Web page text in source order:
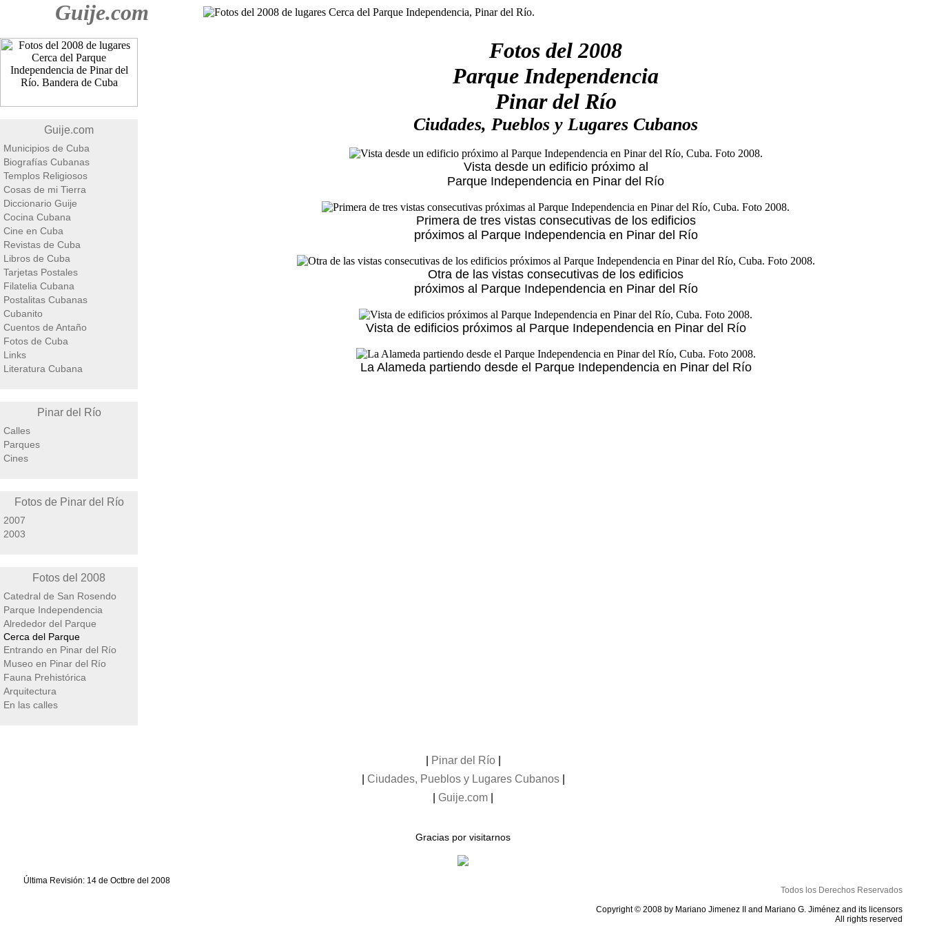
Guije.com
Guije.com
Municipios de Cuba
Biografías Cubanas
Templos Religiosos
Cosas de mi Tierra
Diccionario Guije
Cocina Cubana
Cine en Cuba
Revistas de Cuba
Libros de Cuba
Tarjetas Postales
Filatelia Cubana
Postalitas Cubanas
Cubanito
Cuentos de Antaño
Fotos de Cuba
Links
Literatura Cubana
Pinar del Río
Calles
Parques
Cines
Fotos de Pinar del Río
2007
2003
Fotos del 2008
Catedral de San Rosendo
Parque Independencia
Alrededor del Parque
Cerca del Parque
Entrando en Pinar del Río
Museo en Pinar del Río
Fauna Prehistórica
Arquitectura
En las calles
Fotos del 2008
Parque Independencia
Pinar del Río
Ciudades, Pueblos y Lugares Cubanos
Vista desde un edificio próximo al
Parque Independencia en Pinar del Río
Primera de tres vistas consecutivas de los edificios
próximos al Parque Independencia en Pinar del Río
Otra de las vistas consecutivas de los edificios
próximos al Parque Independencia en Pinar del Río
Vista de edificios próximos al Parque Independencia en Pinar del Río
La Alameda partiendo desde el Parque Independencia en Pinar del Río
Pinar del Río|
Ciudades, Pueblos y Lugares Cubanos|
Guije.com
Gracias por visitarnos
Última Revisión: 14 de Octbre del 2008
Todos los Derechos Reservados
Copyright © 2008 by Mariano Jimenez II and Mariano G. Jiménez and its licensors
All rights reserved